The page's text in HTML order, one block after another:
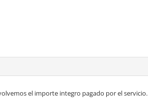
el importe integro pagado por el servicio.